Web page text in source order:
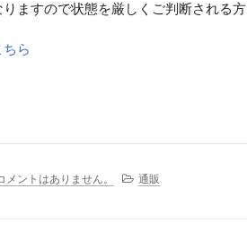
ますので状態を厳しくご判断される方
ら
メントはありません。 通販